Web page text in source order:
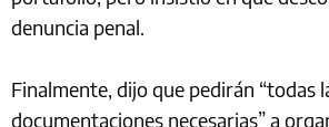
denuncia penal.
Finalmente, dijo que pedirán “todas
documentaciones necesarias” a